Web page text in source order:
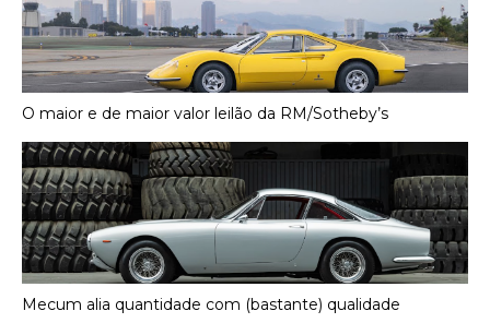
O maior e de maior valor leilão da RM/Sotheby’s
Mecum alia quantidade com (bastante) qualidade